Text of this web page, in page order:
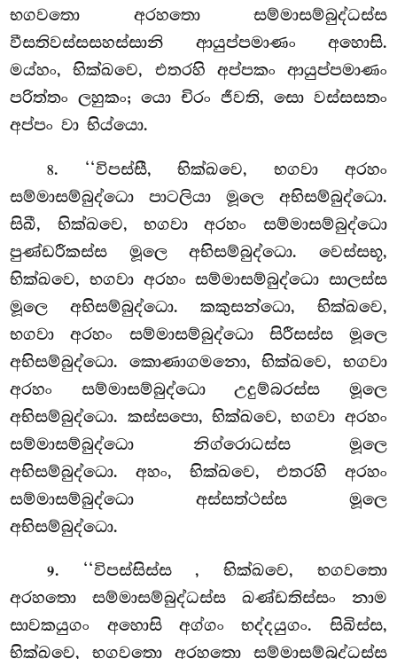
භගවතො අරහතො සම්මාසම්බුද්ධස්ස
වීසතිවස්සසහස්සානි ආයුප්පමාණං අහොසි.
මය්හං, භික්ඛවෙ, එතරහි අප්පකං ආයුප්පමාණං
පරිත්තං ලහුකං; යො චිරං ජීවති, සො වස්සසතං
අප්පං වා භිය්යො.
8. ‘‘විපස්සී, භික්ඛවෙ, භගවා අරහං
සම්මාසම්බුද්ධො පාටලියා මූලෙ අභිසම්බුද්ධො.
සිඛී, භික්ඛවෙ, භගවා අරහං සම්මාසම්බුද්ධො
පුණ්ඩරීකස්ස මූලෙ අභිසම්බුද්ධො. වෙස්සභූ,
භික්ඛවෙ, භගවා අරහං සම්මාසම්බුද්ධො සාලස්ස
මූලෙ අභිසම්බුද්ධො. කකුසන්ධො, භික්ඛවෙ,
භගවා අරහං සම්මාසම්බුද්ධො සිරීසස්ස මූලෙ
අභිසම්බුද්ධො. කොණාගමනො, භික්ඛවෙ, භගවා
අරහං සම්මාසම්බුද්ධො උදුම්බරස්ස මූලෙ
අභිසම්බුද්ධො. කස්සපො, භික්ඛවෙ, භගවා අරහං
සම්මාසම්බුද්ධො නිග්රොධස්ස මූලෙ
අභිසම්බුද්ධො. අහං, භික්ඛවෙ, එතරහි අරහං
සම්මාසම්බුද්ධො අස්සත්ථස්ස මූලෙ
අභිසම්බුද්ධො.
9. ‘‘විපස්සිස්ස, භික්ඛවෙ, භගවතො
අරහතො සම්මාසම්බුද්ධස්ස ඛණ්ඩතිස්සං නාම
සාවකයුගං අහොසි අග්ගං භද්දයුගං. සිඛිස්ස,
භික්ඛවෙ, භගවතො අරහතො සම්මාසම්බුද්ධස්ස